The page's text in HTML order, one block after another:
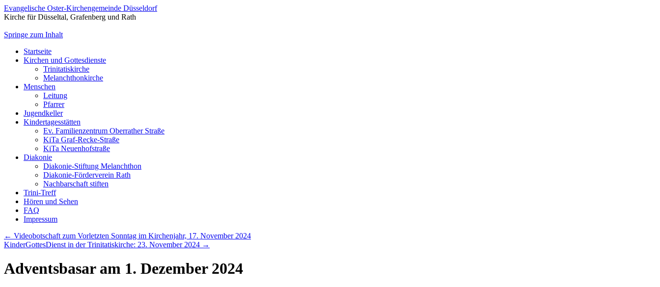
Evangelische Oster-Kirchengemeinde Düsseldorf
Kirche für Düsseltal, Grafenberg und Rath
Springe zum Inhalt
Startseite
Kirchen und Gottesdienste
Trinitatiskirche
Melanchthonkirche
Menschen
Leitung
Pfarrer
Jugendkeller
Kindertagesstätten
Ev. Familienzentrum Oberrather Straße
KiTa Graf-Recke-Straße
KiTa Neuenhofstraße
Diakonie
Diakonie-Stiftung Melanchthon
Diakonie-Förderverein Rath
Nachbarschaft stiften
Trini-Treff
Hören und Sehen
FAQ
Impressum
← Videobotschaft zum Vorletzten Sonntag im Kirchenjahr, 17. November 2024
KinderGottesDienst in der Trinitatiskirche: 23. November 2024 →
Adventsbasar am 1. Dezember 2024